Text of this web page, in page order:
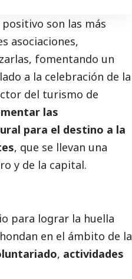
son las más
asociaciones,
fomentando un
a la celebración de la
del turismo de
las
para el destino a la
, que se llevan una
y de la capital.
para lograr la huella
en el ámbito de la
, actividades